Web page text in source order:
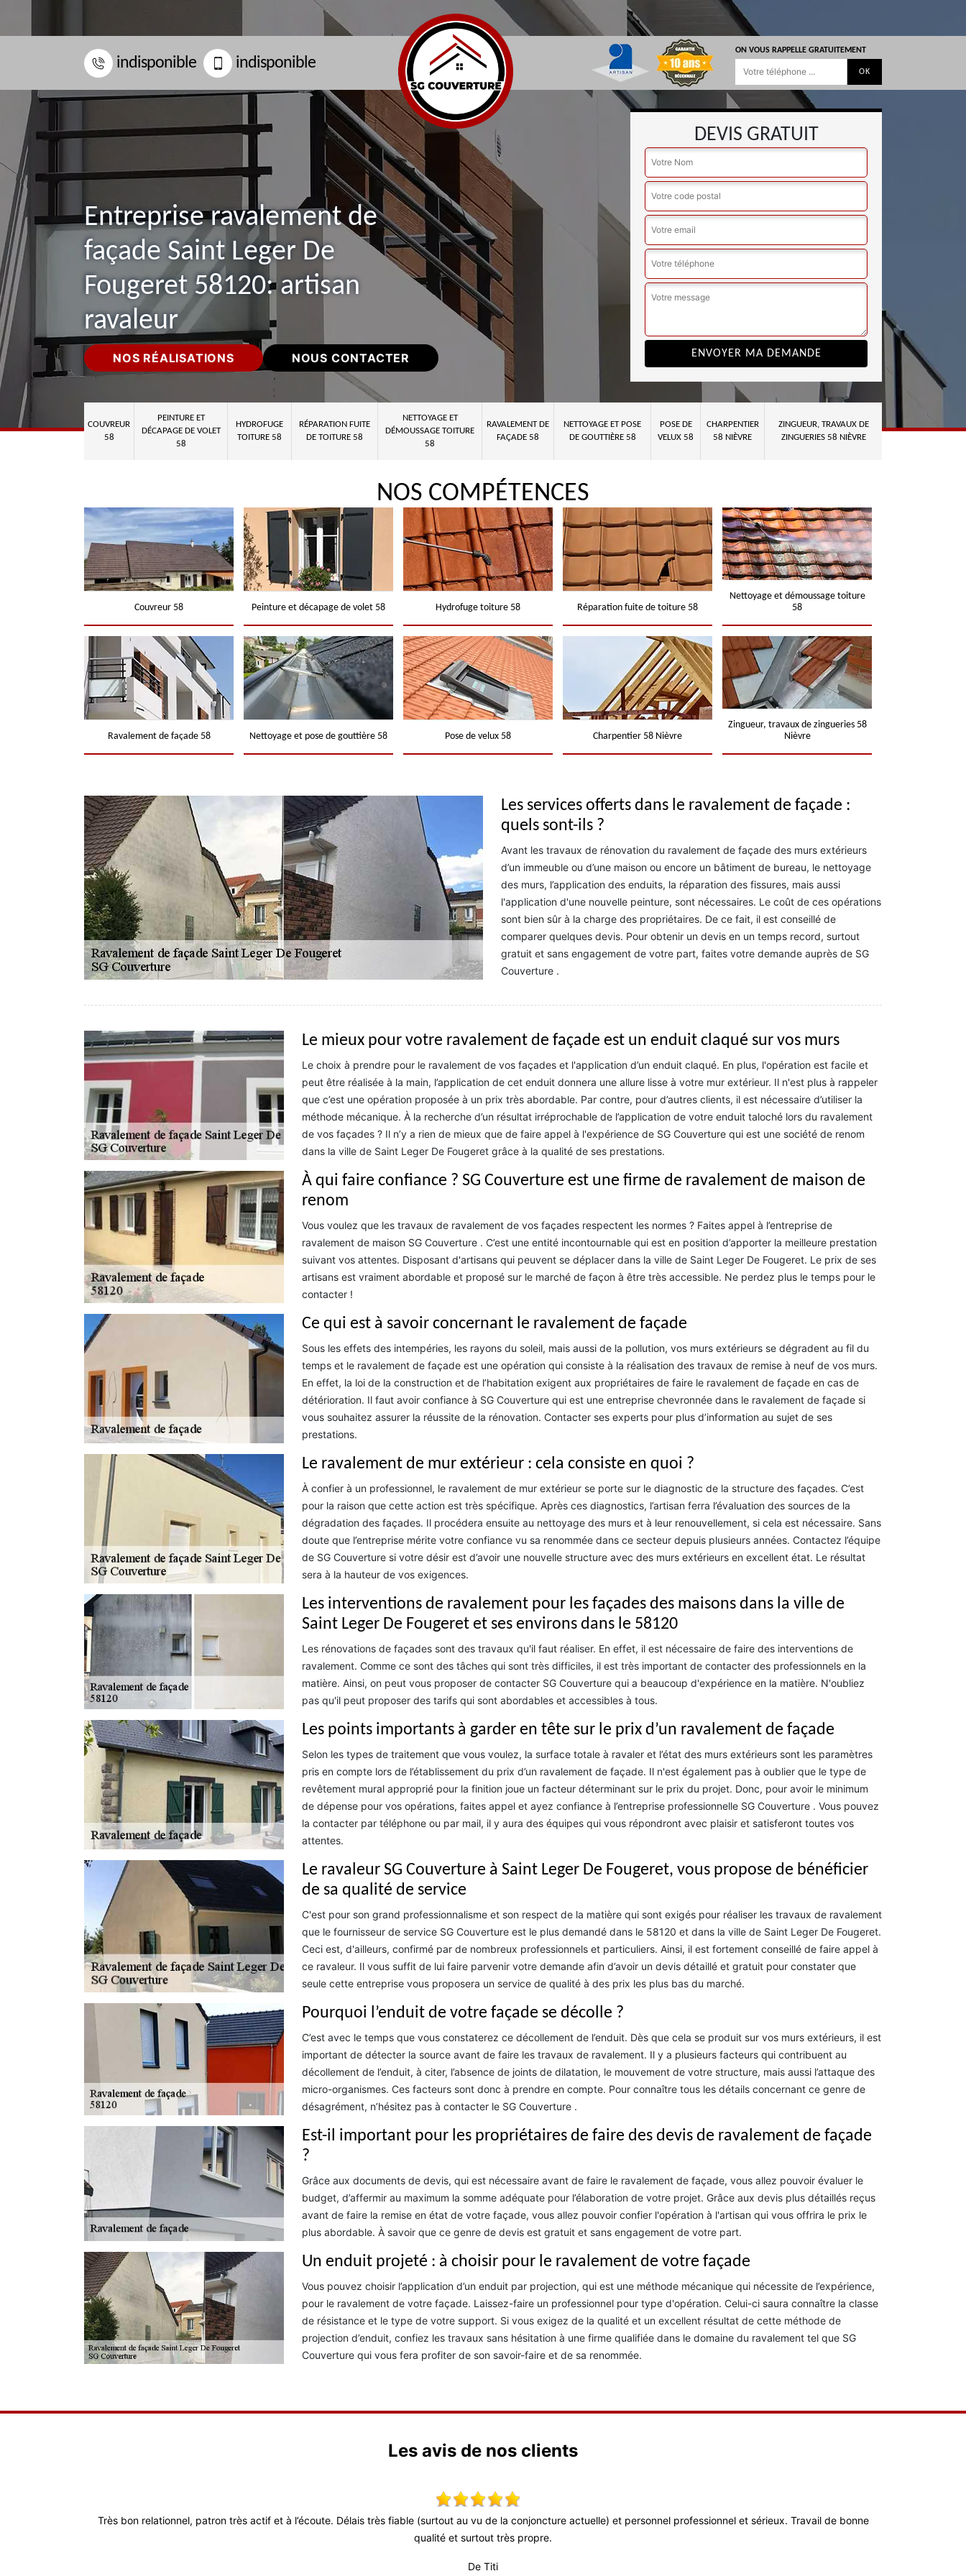
indisponible indisponible
ON VOUS RAPPELLE GRATUITEMENT
Entreprise ravalement de
façade Saint Leger De
Fougeret 58120: artisan
ravaleur
NOS RÉALISATIONS NOUS CONTACTER
DEVIS GRATUIT
COUVREUR
58
PEINTURE ET
DÉCAPAGE DE VOLET
58
HYDROFUGE
TOITURE 58
RÉPARATION FUITE
DE TOITURE 58
NETTOYAGE ET
DÉMOUSSAGE TOITURE
58
RAVALEMENT DE
FAÇADE 58
NETTOYAGE ET POSE
DE GOUTTIÈRE 58
POSE DE
VELUX 58
CHARPENTIER
58 NIÈVRE
ZINGUEUR, TRAVAUX DE
ZINGUERIES 58 NIÈVRE
NOS COMPÉTENCES
Couvreur 58 Peinture et décapage de volet 58 Hydrofuge toiture 58 Réparation fuite de toiture 58
Nettoyage et démoussage toiture
58
Ravalement de façade 58 Nettoyage et pose de gouttière 58 Pose de velux 58 Charpentier 58 Nièvre
Zingueur, travaux de zingueries 58
Nièvre
Les services offerts dans le ravalement de façade :
quels sont-ils ?
Avant les travaux de rénovation du ravalement de façade des murs extérieurs
d’un immeuble ou d’une maison ou encore un bâtiment de bureau, le nettoyage
des murs, l’application des enduits, la réparation des fissures, mais aussi
l'application d'une nouvelle peinture, sont nécessaires. Le coût de ces opérations
sont bien sûr à la charge des propriétaires. De ce fait, il est conseillé de
comparer quelques devis. Pour obtenir un devis en un temps record, surtout
gratuit et sans engagement de votre part, faites votre demande auprès de SG
Couverture .
Le mieux pour votre ravalement de façade est un enduit claqué sur vos murs
Le choix à prendre pour le ravalement de vos façades et l'application d’un enduit claqué. En plus, l'opération est facile et
peut être réalisée à la main, l’application de cet enduit donnera une allure lisse à votre mur extérieur. Il n'est plus à rappeler
que c’est une opération proposée à un prix très abordable. Par contre, pour d’autres clients, il est nécessaire d’utiliser la
méthode mécanique. À la recherche d’un résultat irréprochable de l’application de votre enduit taloché lors du ravalement
de vos façades ? Il n’y a rien de mieux que de faire appel à l'expérience de SG Couverture qui est une société de renom
dans la ville de Saint Leger De Fougeret grâce à la qualité de ses prestations.
À qui faire confiance ? SG Couverture est une firme de ravalement de maison de
renom
Vous voulez que les travaux de ravalement de vos façades respectent les normes ? Faites appel à l’entreprise de
ravalement de maison SG Couverture . C’est une entité incontournable qui est en position d’apporter la meilleure prestation
suivant vos attentes. Disposant d'artisans qui peuvent se déplacer dans la ville de Saint Leger De Fougeret. Le prix de ses
artisans est vraiment abordable et proposé sur le marché de façon à être très accessible. Ne perdez plus le temps pour le
contacter !
Ce qui est à savoir concernant le ravalement de façade
Sous les effets des intempéries, les rayons du soleil, mais aussi de la pollution, vos murs extérieurs se dégradent au fil du
temps et le ravalement de façade est une opération qui consiste à la réalisation des travaux de remise à neuf de vos murs.
En effet, la loi de la construction et de l’habitation exigent aux propriétaires de faire le ravalement de façade en cas de
détérioration. Il faut avoir confiance à SG Couverture qui est une entreprise chevronnée dans le ravalement de façade si
vous souhaitez assurer la réussite de la rénovation. Contacter ses experts pour plus d’information au sujet de ses
prestations.
Le ravalement de mur extérieur : cela consiste en quoi ?
À confier à un professionnel, le ravalement de mur extérieur se porte sur le diagnostic de la structure des façades. C’est
pour la raison que cette action est très spécifique. Après ces diagnostics, l’artisan ferra l’évaluation des sources de la
dégradation des façades. Il procédera ensuite au nettoyage des murs et à leur renouvellement, si cela est nécessaire. Sans
doute que l’entreprise mérite votre confiance vu sa renommée dans ce secteur depuis plusieurs années. Contactez l’équipe
de SG Couverture si votre désir est d’avoir une nouvelle structure avec des murs extérieurs en excellent état. Le résultat
sera à la hauteur de vos exigences.
Les interventions de ravalement pour les façades des maisons dans la ville de
Saint Leger De Fougeret et ses environs dans le 58120
Les rénovations de façades sont des travaux qu'il faut réaliser. En effet, il est nécessaire de faire des interventions de
ravalement. Comme ce sont des tâches qui sont très difficiles, il est très important de contacter des professionnels en la
matière. Ainsi, on peut vous proposer de contacter SG Couverture qui a beaucoup d'expérience en la matière. N'oubliez
pas qu'il peut proposer des tarifs qui sont abordables et accessibles à tous.
Les points importants à garder en tête sur le prix d’un ravalement de façade
Selon les types de traitement que vous voulez, la surface totale à ravaler et l’état des murs extérieurs sont les paramètres
pris en compte lors de l’établissement du prix d’un ravalement de façade. Il n'est également pas à oublier que le type de
revêtement mural approprié pour la finition joue un facteur déterminant sur le prix du projet. Donc, pour avoir le minimum
de dépense pour vos opérations, faites appel et ayez confiance à l’entreprise professionnelle SG Couverture . Vous pouvez
la contacter par téléphone ou par mail, il y aura des équipes qui vous répondront avec plaisir et satisferont toutes vos
attentes.
Le ravaleur SG Couverture à Saint Leger De Fougeret, vous propose de bénéficier
de sa qualité de service
C'est pour son grand professionnalisme et son respect de la matière qui sont exigés pour réaliser les travaux de ravalement
que le fournisseur de service SG Couverture est le plus demandé dans le 58120 et dans la ville de Saint Leger De Fougeret.
Ceci est, d'ailleurs, confirmé par de nombreux professionnels et particuliers. Ainsi, il est fortement conseillé de faire appel à
ce ravaleur. Il vous suffit de lui faire parvenir votre demande afin d’avoir un devis détaillé et gratuit pour constater que
seule cette entreprise vous proposera un service de qualité à des prix les plus bas du marché.
Pourquoi l’enduit de votre façade se décolle ?
C’est avec le temps que vous constaterez ce décollement de l’enduit. Dès que cela se produit sur vos murs extérieurs, il est
important de détecter la source avant de faire les travaux de ravalement. Il y a plusieurs facteurs qui contribuent au
décollement de l’enduit, à citer, l’absence de joints de dilatation, le mouvement de votre structure, mais aussi l’attaque des
micro-organismes. Ces facteurs sont donc à prendre en compte. Pour connaître tous les détails concernant ce genre de
désagrément, n’hésitez pas à contacter le SG Couverture .
Est-il important pour les propriétaires de faire des devis de ravalement de façade
?
Grâce aux documents de devis, qui est nécessaire avant de faire le ravalement de façade, vous allez pouvoir évaluer le
budget, d’affermir au maximum la somme adéquate pour l’élaboration de votre projet. Grâce aux devis plus détaillés reçus
avant de faire la remise en état de votre façade, vous allez pouvoir confier l'opération à l'artisan qui vous offrira le prix le
plus abordable. À savoir que ce genre de devis est gratuit et sans engagement de votre part.
Un enduit projeté : à choisir pour le ravalement de votre façade
Vous pouvez choisir l’application d’un enduit par projection, qui est une méthode mécanique qui nécessite de l’expérience,
pour le ravalement de votre façade. Laissez-faire un professionnel pour type d'opération. Celui-ci saura connaître la classe
de résistance et le type de votre support. Si vous exigez de la qualité et un excellent résultat de cette méthode de
projection d’enduit, confiez les travaux sans hésitation à une firme qualifiée dans le domaine du ravalement tel que SG
Couverture qui vous fera profiter de son savoir-faire et de sa renommée.
Les avis de nos clients
Très bon relationnel, patron très actif et à l’écoute. Délais très fiable (surtout au vu de la conjoncture actuelle) et personnel professionnel et sérieux. Travail de bonne
qualité et surtout très propre.
De Titi